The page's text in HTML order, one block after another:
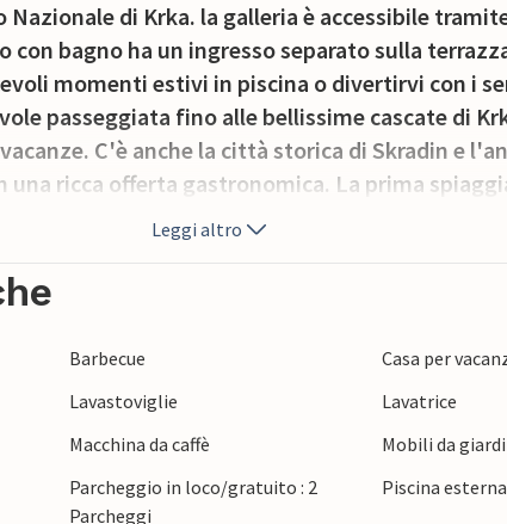
Nazionale di Krka. la galleria è accessibile
con bagno ha un ingresso separato sulla
momenti estivi in piscina o divertirvi con i
passeggiata fino alle bellissime cascate di
C'è anche la città storica di Skradin e
una ricca offerta gastronomica. La prima
Leggi altro
Barbecue
Casa per
Lavastoviglie
Lavatrice
Macchina da caffè
Mobili da
Parcheggio in loco/gratuito : 2
Parcheggi
Piscina